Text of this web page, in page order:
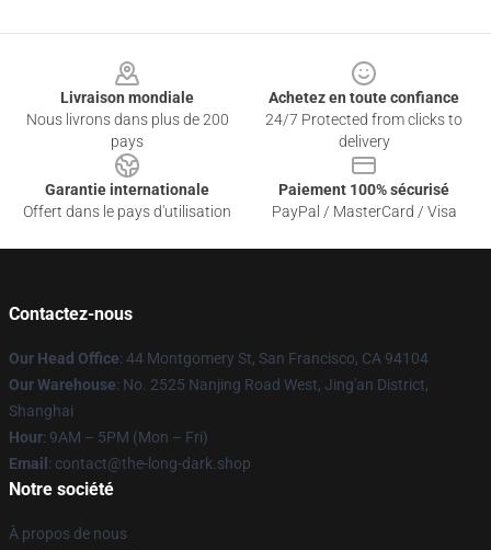
Livraison mondiale
Nous livrons dans plus de 200
pays
Achetez en toute confiance
24/7 Protected from clicks to
delivery
Garantie internationale
Offert dans le pays d'utilisation
Paiement 100% sécurisé
PayPal / MasterCard / Visa
Contactez-nous
Our Head Office: 44 Montgomery St, San Francisco, CA 94104
Our Warehouse: No. 2525 Nanjing Road West, Jing'an District,
Shanghai
Hour: 9AM – 5PM (Mon – Fri)
Email : contact@the-long-dark.shop
Notre société
À propos de nous